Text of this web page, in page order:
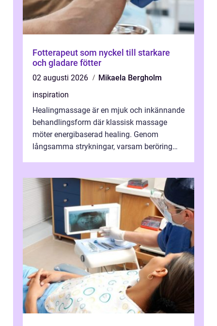
Fotterapeut som nyckel till starkare
och gladare fötter
02 augusti 2026
Mikaela Bergholm
inspiration
Healingmassage är en mjuk och inkännande
behandlingsform där klassisk massage
möter energibaserad healing. Genom
långsamma strykningar, varsam beröring